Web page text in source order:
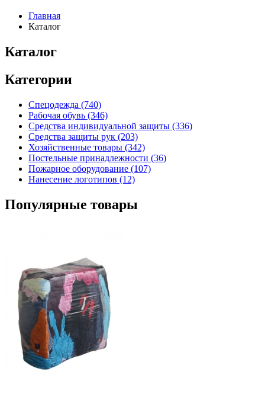
Главная
Каталог
Каталог
Категории
Спецодежда (740)
Рабочая обувь (346)
Средства индивидуальной защиты (336)
Средства защиты рук (203)
Хозяйственные товары (342)
Постельные принадлежности (36)
Пожарное оборудование (107)
Нанесение логотипов (12)
Популярные товары